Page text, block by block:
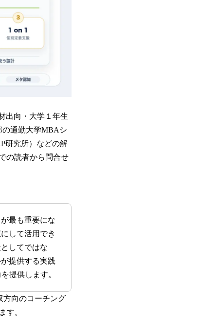
出向・大学１年生
の通勤大学MBAシ
研究所）などの解
の読者から問合せ
最も重要にな
して活用でき
してではな
提供する実践
提供します。
方向のコーチング
す。